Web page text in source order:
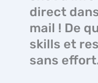
direct
mail ! De
skills et
sans